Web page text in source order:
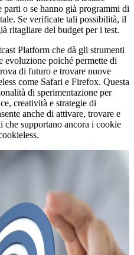
parti o se hanno già programmi di
Se verificate tali possibilità, il
ritagliare del budget per i test.
Platform che dà gli strumenti
evoluzione poiché permette di
di futuro e trovare nuove
come Safari e Firefox. Questa
di sperimentazione per
creatività e strategie di
anche di attivare, trovare e
che supportano ancora i cookie